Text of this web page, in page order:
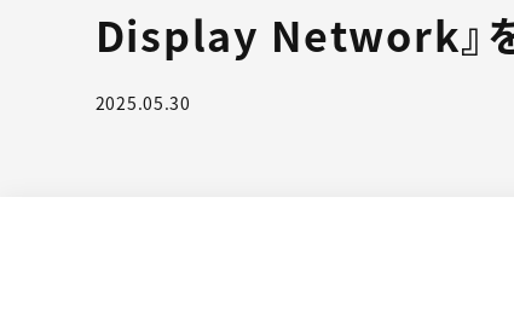
Display Network』
2025.05.30